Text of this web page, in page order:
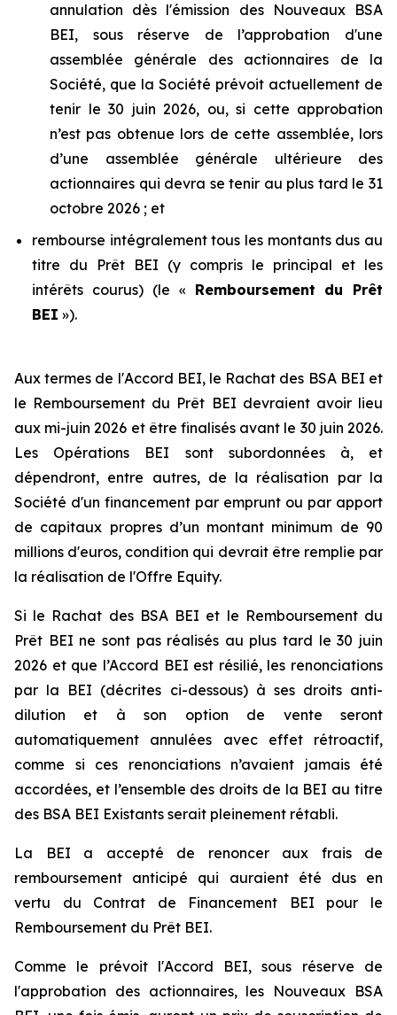
annulation dès l'émission des Nouveaux BSA
BEI, sous réserve de l’approbation d'une
assemblée générale des actionnaires de la
Société, que la Société prévoit actuellement de
tenir le 30 juin 2026, ou, si cette approbation
n’est pas obtenue lors de cette assemblée, lors
d’une assemblée générale ultérieure des
actionnaires qui devra se tenir au plus tard le 31
octobre 2026 ; et
rembourse intégralement tous les montants dus au
titre du Prêt BEI (y compris le principal et les
intérêts courus) (le « Remboursement du Prêt
BEI »).
Aux termes de l'Accord BEI, le Rachat des BSA BEI et
le Remboursement du Prêt BEI devraient avoir lieu
aux mi-juin 2026 et être finalisés avant le 30 juin 2026.
Les Opérations BEI sont subordonnées à, et
dépendront, entre autres, de la réalisation par la
Société d'un financement par emprunt ou par apport
de capitaux propres d’un montant minimum de 90
millions d'euros, condition qui devrait être remplie par
la réalisation de l'Offre Equity.
Si le Rachat des BSA BEI et le Remboursement du
Prêt BEI ne sont pas réalisés au plus tard le 30 juin
2026 et que l’Accord BEI est résilié, les renonciations
par la BEI (décrites ci-dessous) à ses droits anti-
dilution et à son option de vente seront
automatiquement annulées avec effet rétroactif,
comme si ces renonciations n’avaient jamais été
accordées, et l’ensemble des droits de la BEI au titre
des BSA BEI Existants serait pleinement rétabli.
La BEI a accepté de renoncer aux frais de
remboursement anticipé qui auraient été dus en
vertu du Contrat de Financement BEI pour le
Remboursement du Prêt BEI.
Comme le prévoit l'Accord BEI, sous réserve de
l'approbation des actionnaires, les Nouveaux BSA